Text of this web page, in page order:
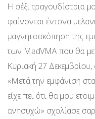
Η σέξι τραγουδίστρια
φαίνονται έντονα
μαγνητοσκόπηση της
των MadVMA που θα
Κυριακή 27 Δεκεμβρίου,
«Μετά την εμφάνιση
είχε πει ότι θα μου
ανησυχώ» σχολίασε